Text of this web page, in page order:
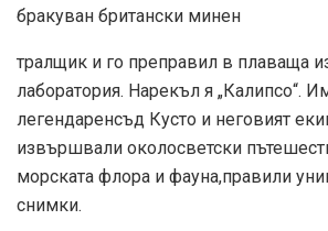
бракуван британски минен
тралщик и го преправил в плаваща
лаборатория. Нарекъл я „Калипсо“.
легендаренсъд Кусто и неговият
извършвали околосветски
морската флора и фауна,правили
снимки.